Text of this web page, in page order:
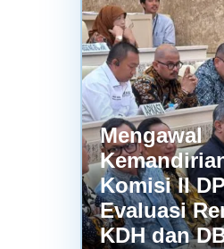
Mengawal
Komisi II
Evaluasi
KDH dan